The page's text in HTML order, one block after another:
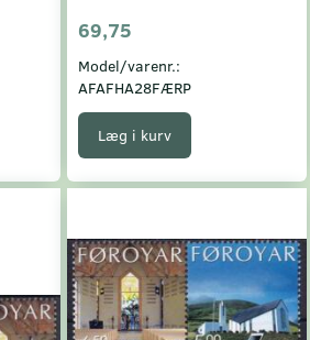
69,75
Model/varenr.:
AFAFHA28FÆRP
Læg i kurv